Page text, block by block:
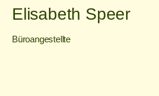
Elisabeth Speer
Büroangestellte